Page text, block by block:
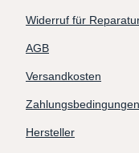
Widerruf für
AGB
Versandkosten
Zahlungsbedingungen
Hersteller